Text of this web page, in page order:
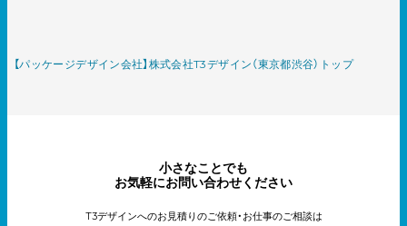
【パッケージデザイン会社】株式会社T3デザイン（東京都渋谷）トップ
小さなことでも
お気軽にお問い合わせください
T3デザインへのお見積りのご依頼・お仕事のご相談は